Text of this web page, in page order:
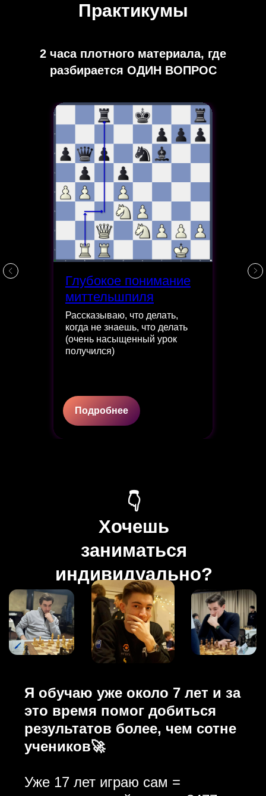
Практикумы
2 часа плотного материала, где
разбирается ОДИН ВОПРОС
Глубокое понимание
миттельшпиля
Рассказываю, что делать,
когда не знаешь, что делать
(очень насыщенный урок
получился)
Подробнее